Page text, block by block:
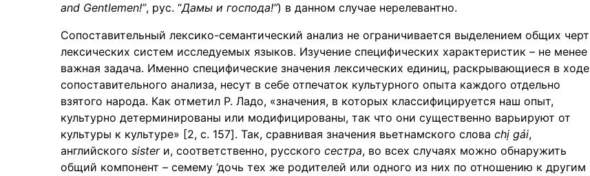
and Gentlemen!”, рус. “Дамы и господа!”) в данном случае нерелевантно.
Сопоставительный лексико-семантический анализ не ограничивается выделением общих черт
лексических систем исследуемых языков. Изучение специфических характеристик – не менее
важная задача. Именно специфические значения лексических единиц, раскрывающиеся в ходе
сопоставительного анализа, несут в себе отпечаток культурного опыта каждого отдельно
взятого народа. Как отметил Р. Ладо, «значения, в которых классифицируется наш опыт,
культурно детерминированы или модифицированы, так что они существенно варьируют от
культуры к культуре» [2, c. 157]. Так, сравнивая значения вьетнамского слова chị gái,
английского sisterи, соответственно, русского сестра, во всех случаях можно обнаружить
общий компонент – семему ‘дочь тех же родителей или одного из них по отношению к другим